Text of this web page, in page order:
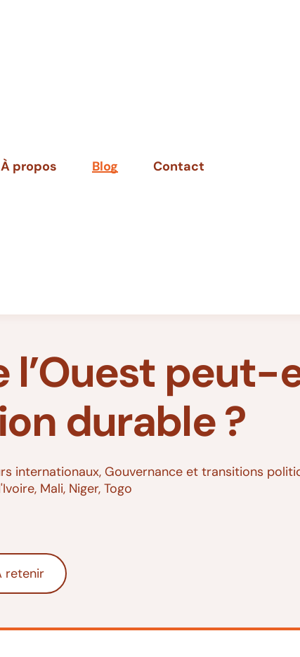
À propos Blog Contact
l’Ouest
durable ?
internationaux, Gouvernance et transitions
, Mali, Niger, Togo
retenir